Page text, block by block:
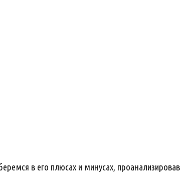
в его плюсах и минусах,